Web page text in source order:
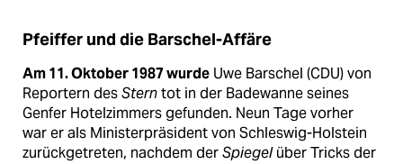
Pfeiffer und die Barschel-Affäre
Am 11. Oktober 1987 wurde Uwe Barschel (CDU) von
Reportern desSterntot in der Badewanne seines
Genfer Hotelzimmers gefunden. Neun Tage vorher
war er als Ministerpräsident von Schleswig-Holstein
zurückgetreten, nachdem derSpiegelüber Tricks der